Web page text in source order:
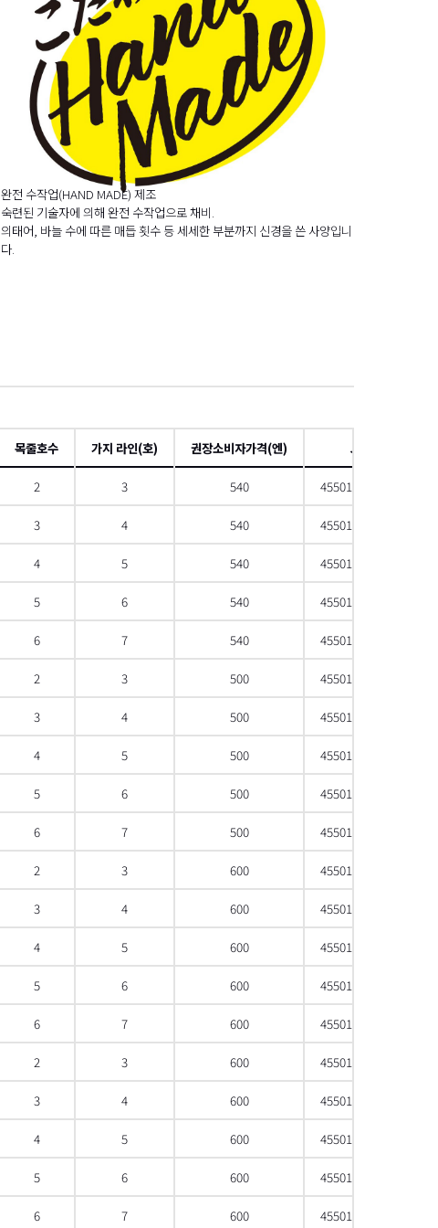
완전 수작업(HAND MADE) 제조
숙련된 기술자에 의해 완전 수작업으로 채비.
의태어, 바늘 수에 따른 매듭 횟수 등 세세한 부분까지 신경을 쓴 사양입니
다.
목줄호수 가지 라인(호) 권장소비자가격(엔) JAN
2 3 540 4550133394553
3 4 540 4550133394560
4 5 540 4550133394577
5 6 540 4550133394584
6 7 540 4550133394591
2 3 500 4550133394607
3 4 500 4550133394614
4 5 500 4550133394621
5 6 500 4550133394638
6 7 500 4550133394645
2 3 600 4550133394652
3 4 600 4550133394669
4 5 600 4550133394676
5 6 600 4550133394683
6 7 600 4550133394690
2 3 600 4550133394706
3 4 600 4550133394713
4 5 600 4550133394720
5 6 600 4550133394737
6 7 600
4550133394744